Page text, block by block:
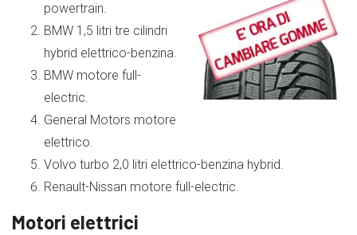
powertrain.
BMW 1,5 litri tre cilindri
hybrid elettrico-benzina.
BMW motore full-
electric.
General Motors motore
elettrico.
Volvo turbo 2,0 litri elettrico-benzina hybrid.
Renault-Nissan motore full-electric.
Motori elettrici